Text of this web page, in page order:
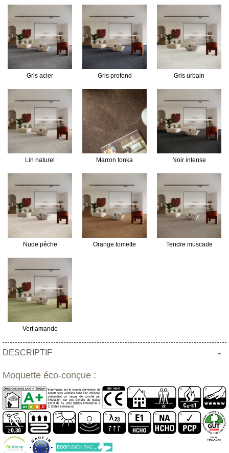
Gris acier Gris profond Gris urbain
Lin naturel Marron tonka Noir intense
Nude pêche Orange tomette Tendre muscade
Vert amande
DESCRIPTIF -
Moquette éco-conçue :